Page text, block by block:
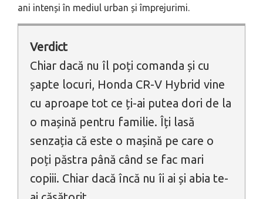
ani intenși în mediul urban și împrejurimi.
Verdict
Chiar dacă nu îl poți comanda și cu
șapte locuri, Honda CR-V Hybrid vine
cu aproape tot ce ți-ai putea dori de la
o mașină pentru familie. Îți lasă
senzația că este o mașină pe care o
poți păstra până când se fac mari
copiii. Chiar dacă încă nu îi ai și abia te-